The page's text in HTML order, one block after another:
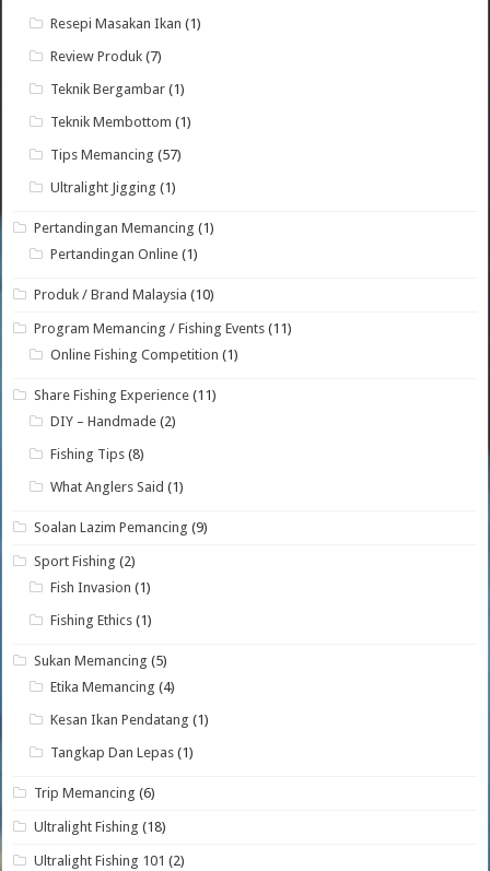
Resepi Masakan Ikan (1)
Review Produk (7)
Teknik Bergambar (1)
Teknik Membottom (1)
Tips Memancing (57)
Ultralight Jigging (1)
Pertandingan Memancing (1)
Pertandingan Online (1)
Produk / Brand Malaysia (10)
Program Memancing / Fishing Events (11)
Online Fishing Competition (1)
Share Fishing Experience (11)
DIY – Handmade (2)
Fishing Tips (8)
What Anglers Said (1)
Soalan Lazim Pemancing (9)
Sport Fishing (2)
Fish Invasion (1)
Fishing Ethics (1)
Sukan Memancing (5)
Etika Memancing (4)
Kesan Ikan Pendatang (1)
Tangkap Dan Lepas (1)
Trip Memancing (6)
Ultralight Fishing (18)
Ultralight Fishing 101 (2)